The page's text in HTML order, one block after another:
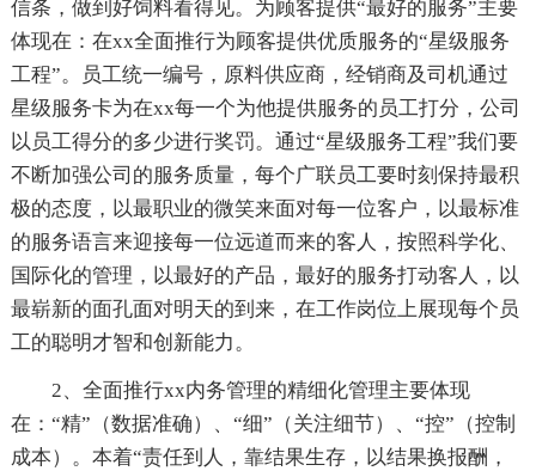
信条，做到好饲料看得见。为顾客提供“最好的服务”主要
体现在：在xx全面推行为顾客提供优质服务的“星级服务
工程”。员工统一编号，原料供应商，经销商及司机通过
星级服务卡为在xx每一个为他提供服务的员工打分，公司
以员工得分的多少进行奖罚。通过“星级服务工程”我们要
不断加强公司的服务质量，每个广联员工要时刻保持最积
极的态度，以最职业的微笑来面对每一位客户，以最标准
的服务语言来迎接每一位远道而来的客人，按照科学化、
国际化的管理，以最好的产品，最好的服务打动客人，以
最崭新的面孔面对明天的到来，在工作岗位上展现每个员
工的聪明才智和创新能力。
2、全面推行xx内务管理的精细化管理主要体现
在：“精”（数据准确）、“细”（关注细节）、“控”（控制
成本）。本着“责任到人，靠结果生存，以结果换报酬，